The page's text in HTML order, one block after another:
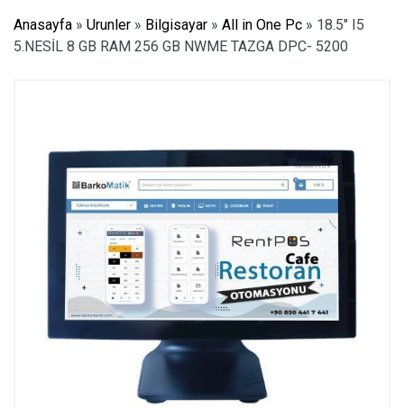
Anasayfa » Urunler » Bilgisayar » All in One Pc » 18.5″ I5
5.NESİL 8 GB RAM 256 GB NWME TAZGA DPC- 5200